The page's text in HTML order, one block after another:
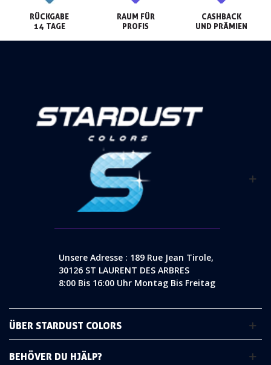
RÜCKGABE
14 TAGE
RAUM FÜR
PROFIS
CASHBACK
UND PRÄMIEN
Unsere Adresse : 189 Rue Jean Tirole,
30126 ST LAURENT DES ARBRES
8:00 Bis 16:00 Uhr Montag Bis Freitag
ÜBER STARDUST COLORS
BEHÖVER DU HJÄLP?